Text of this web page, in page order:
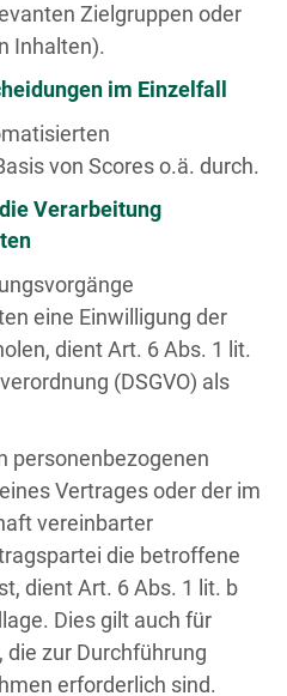
Zielgruppen oder
Inhalten).
im Einzelfall
von Scores o.ä. durch.
Verarbeitung
eine Einwilligung der
dient Art. 6 Abs. 1 lit.
(DSGVO) als
personenbezogenen
Vertrages oder der im
vereinbarter
die betroffene
dient Art. 6 Abs. 1 lit. b
Dies gilt auch für
zur Durchführung
erforderlich sind.